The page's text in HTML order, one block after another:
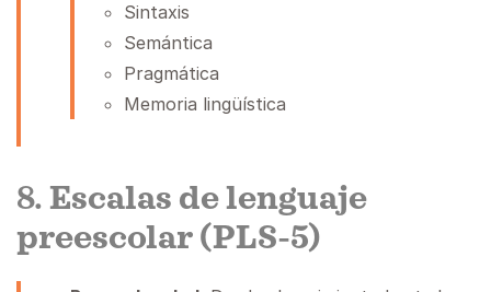
Sintaxis
Semántica
Pragmática
Memoria lingüística
8. Escalas de lenguaje
preescolar (PLS-5)